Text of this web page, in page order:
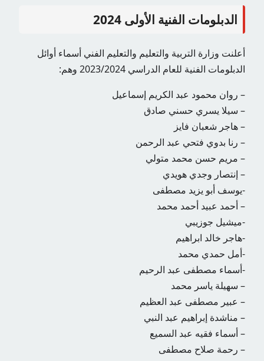
الدبلومات الفنية الأولى 2024
أعلنت وزارة التربية والتعليم والتعليم الفني أسماء أوائل
الدبلومات الفنية للعام الدراسي 2023/2024 وهم:
– روان محمود عبد الكريم إسماعيل
– سيلا يسري حسني صادق
– هاجر شعبان فايز
– رنا بدوي فتحي عبد الرحمن
– مريم حسن محمد متولي
– إنتصار وجدي هويدي
-يوسف أبو يزيد مصطفى
– أحمد عبيد أحمد محمد
-ميشيل جوزيبي
-هاجر خالد ابراهيم
-أمل حمدي محمد
-أسماء مصطفى عبد الرحيم
– سهيلة ياسر محمد
– عبير مصطفى عبد العظيم
– مناشدة إبراهيم عبد النبي
– أسماء فقيه عبد السميع
– رحمة صلاح مصطفى